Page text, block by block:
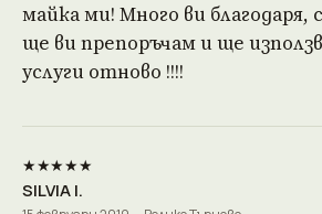
майка ми! Много ви благодаря,
ще ви препоръчам и ще
услуги отново !!!!
★★★★★
SILVIA I.